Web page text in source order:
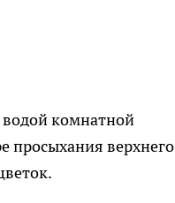
водой комнатной
просыхания верхнего